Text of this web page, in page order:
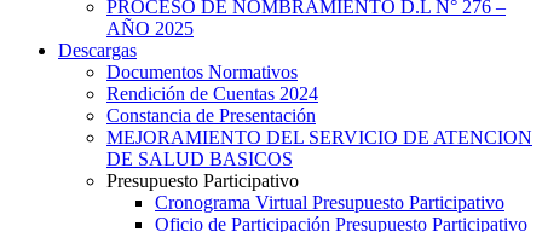
PROCESO DE NOMBRAMIENTO D.L N° 276 –
AÑO 2025
Descargas
Documentos Normativos
Rendición de Cuentas 2024
Constancia de Presentación
MEJORAMIENTO DEL SERVICIO DE ATENCION
DE SALUD BASICOS
Presupuesto Participativo
Cronograma Virtual Presupuesto Participativo
Oficio de Participación Presupuesto Participativo